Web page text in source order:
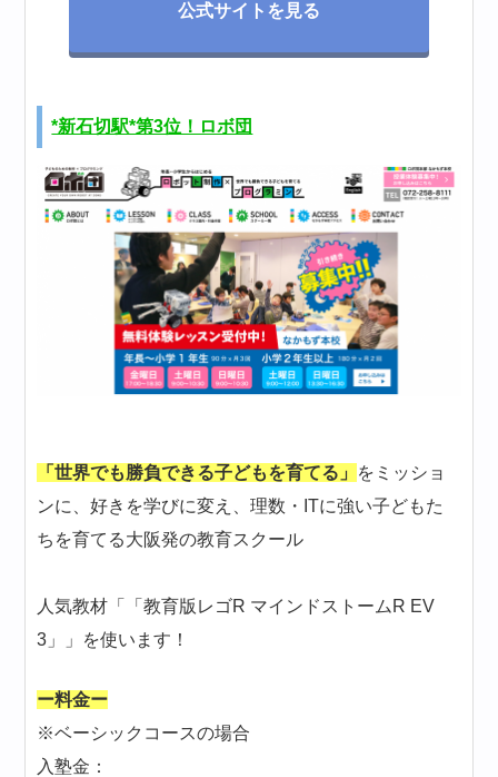
公式サイトを見る
*新石切駅*第3位！ロボ団
「世界でも勝負できる子どもを育てる」 をミッショ
ンに、好きを学びに変え、理数・ITに強い子どもた
ちを育てる大阪発の教育スクール
人気教材「「教育版レゴR マインドストームR EV
3」」を使います！
ー料金ー
※ベーシックコースの場合
入塾金：